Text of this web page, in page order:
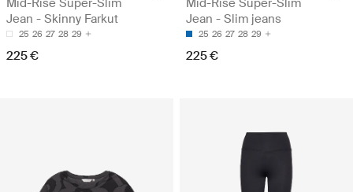
Jean - Skinny Farkut
25 26 27 28 29
225 €
Jean - Slim jeans
25 26 27 28 29
225 €